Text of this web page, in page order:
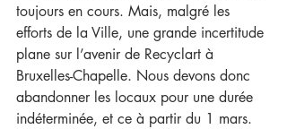
toujours en cours. Mais, malgré les
efforts de la Ville, une grande incertitude
plane sur l’avenir de Recyclart à
Bruxelles-Chapelle. Nous devons donc
abandonner les locaux pour une durée
indéterminée, et ce à partir du 1 mars.